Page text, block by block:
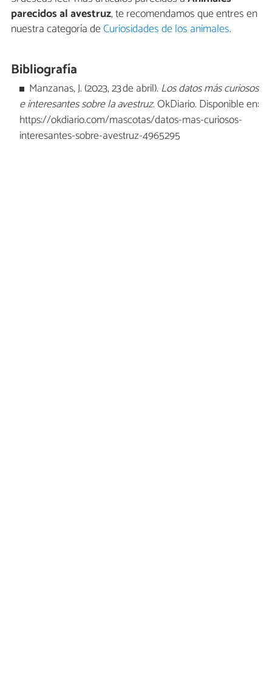
parecidos al avestruz, te recomendamos que entres en
nuestra categoría deCuriosidades de los animales.
Bibliografía
Manzanas, J. (2023, 23 de abril). Los datos más curiosos
e interesantes sobre la avestruz. OkDiario. Disponible en:
https://okdiario.com/mascotas/datos-mas-curiosos-
interesantes-sobre-avestruz-4965295